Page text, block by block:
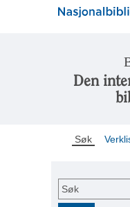
Den
Søk
Søk